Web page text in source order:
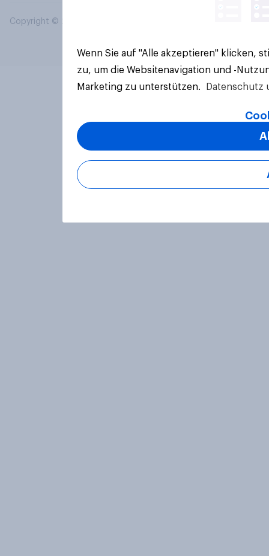
Copyright © 2026 YouGov PLC. Alle Rechte vorbehalten.
Wenn Sie auf "Alle akzeptieren" klicken,
zu, um die Websitenavigation und -
Marketing zu unterstützen.
Datenschutz